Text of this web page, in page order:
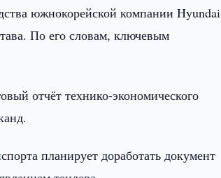
южнокорейской компании Hyundai
По его словам, ключевым
отчёт технико-экономического
планирует доработать документ